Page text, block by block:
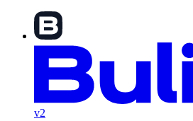
v2